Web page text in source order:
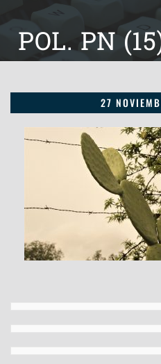
POL. PN
27